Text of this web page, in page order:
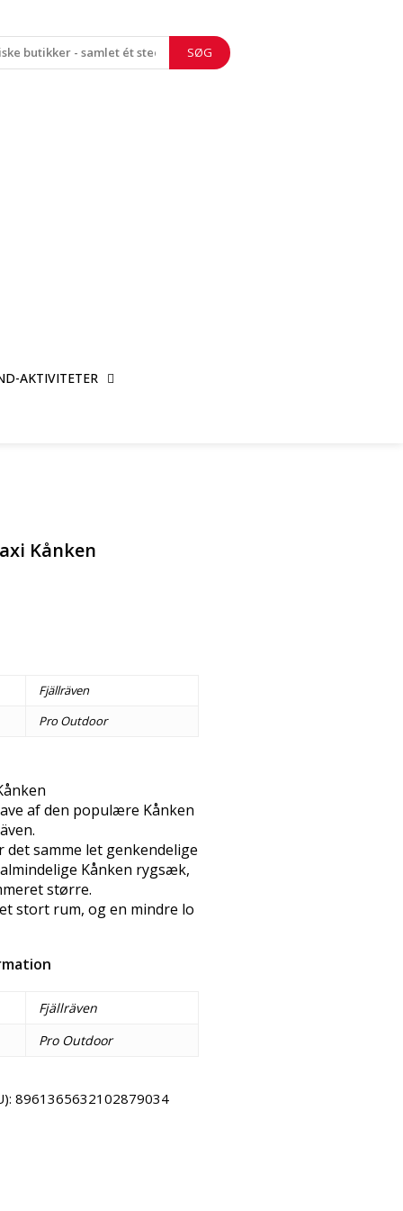
SØG
AKTIVITETER
Kånken
Fjällräven
Pro Outdoor
af den populære Kånken
det samme let genkendelige
Kånken rygsæk,
større.
stort rum, og en mindre lo
Fjällräven
Pro Outdoor
8961365632102879034